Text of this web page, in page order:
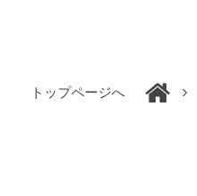
トップページへ